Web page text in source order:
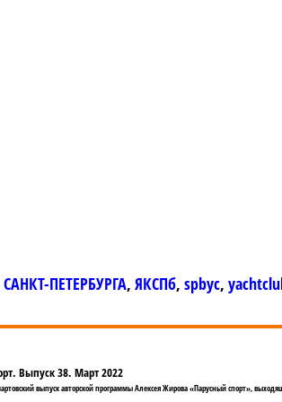
ПЕТЕРБУРГА, ЯКСПб, spbyc,
Выпуск 38. Март 2022
выпуск авторской программы Алексея Жирова «Парусный спорт»,